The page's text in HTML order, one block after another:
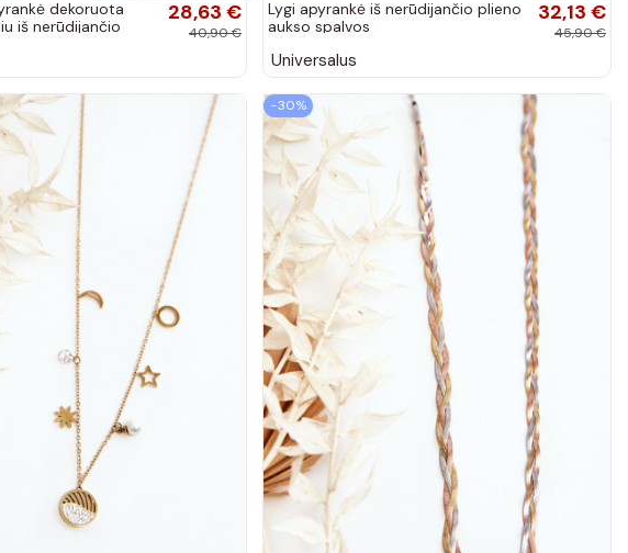
dekoruota
iš nerūdijančio
28,63 €
40,90 €
Lygi apyrankė iš nerūdijančio plieno
aukso spalvos
32,13 €
45,90 €
Universalus
−30%